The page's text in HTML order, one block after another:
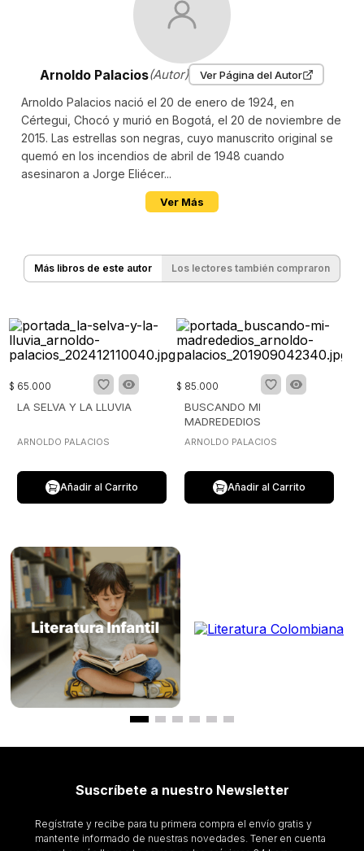
Arnoldo Palacios(Autor) Ver Página del Autor
Arnoldo Palacios nació el 20 de enero de 1924, en
Cértegui, Chocó y murió en Bogotá, el 20 de noviembre de
2015. Las estrellas son negras, cuyo manuscrito original se
quemó en los incendios de abril de 1948 cuando
asesinaron a Jorge Eliécer...
Ver Más
Más libros de este autor Los lectores también compraron
$ 65.000
LA SELVA Y LA LLUVIA
ARNOLDO PALACIOS
Añadir al Carrito
$ 85.000
BUSCANDO MI
MADREDEDIOS
ARNOLDO PALACIOS
Añadir al Carrito
Suscríbete a nuestro Newsletter
Regístrate y recibe para tu primera compra el envío gratis y
mantente informado de nuestras novedades. Tener en cuenta